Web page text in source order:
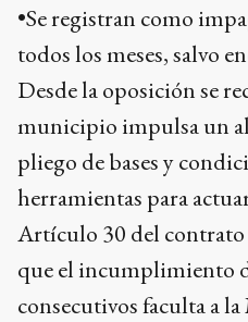
•Se registran como
todos los meses, salvo
Desde la oposición se
municipio impulsa un
pliego de bases y
herramientas para
Artículo 30 del contrato
que el incumplimiento
consecutivos faculta a